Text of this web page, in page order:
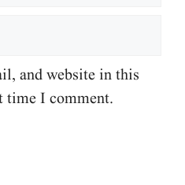
and website in this
time I comment.